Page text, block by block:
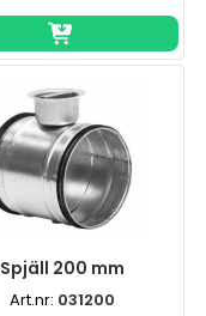
Spjäll 200 mm
Art.nr: 031200